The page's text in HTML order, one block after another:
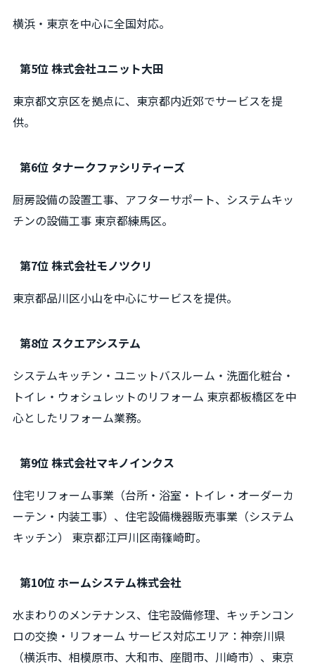
横浜・東京を中心に全国対応。
第5位 株式会社ユニット大田
東京都文京区を拠点に、東京都内近郊でサービスを提
供。
第6位 タナークファシリティーズ
厨房設備の設置工事、アフターサポート、システムキッ
チンの設備工事 東京都練馬区。
第7位 株式会社モノツクリ
東京都品川区小山を中心にサービスを提供。
第8位 スクエアシステム
システムキッチン・ユニットバスルーム・洗面化粧台・
トイレ・ウォシュレットのリフォーム 東京都板橋区を中
心としたリフォーム業務。
第9位 株式会社マキノインクス
住宅リフォーム事業（台所・浴室・トイレ・オーダーカ
ーテン・内装工事）、住宅設備機器販売事業（システム
キッチン） 東京都江戸川区南篠崎町。
第10位 ホームシステム株式会社
水まわりのメンテナンス、住宅設備修理、キッチンコン
ロの交換・リフォーム サービス対応エリア：神奈川県
（横浜市、相模原市、大和市、座間市、川崎市）、東京